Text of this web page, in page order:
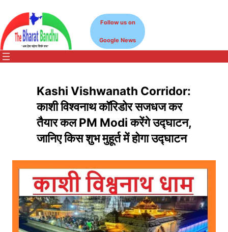
content
Follow us on
Google News
Kashi Vishwanath Corridor:
काशी विश्वनाथ कॉरिडोर सजधज कर
तैयार कल PM Modi करेंगे उद्घाटन,
जानिए किस शुभ मुहूर्त में होगा उद्घाटन